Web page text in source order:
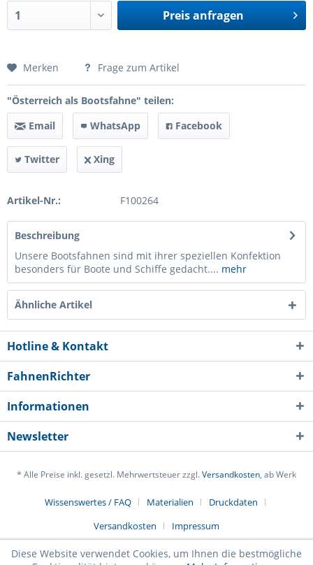
Preis anfragen
Preis anfragen
verstanden und stimme zu. *
Mit * gekennzeichnete Felder sind Pflichtfelder.
Senden
Merken Frage zum Artikel
"Österreich als Bootsfahne" teilen:
Email
WhatsApp Facebook
Twitter Xing
Artikel-Nr.: F100264
Beschreibung
Unsere Bootsfahnen sind mit ihrer speziellen Konfektion
besonders für Boote und Schiffe gedacht.... mehr
Ähnliche Artikel
Hotline & Kontakt
FahnenRichter
Informationen
Newsletter
* Alle Preise inkl. gesetzl. Mehrwertsteuer zzgl.Versandkosten, ab Werk
Wissenswertes / FAQ Materialien
Druckdaten
Versandkosten
Impressum
Diese Website verwendet Cookies, um Ihnen die bestmögliche